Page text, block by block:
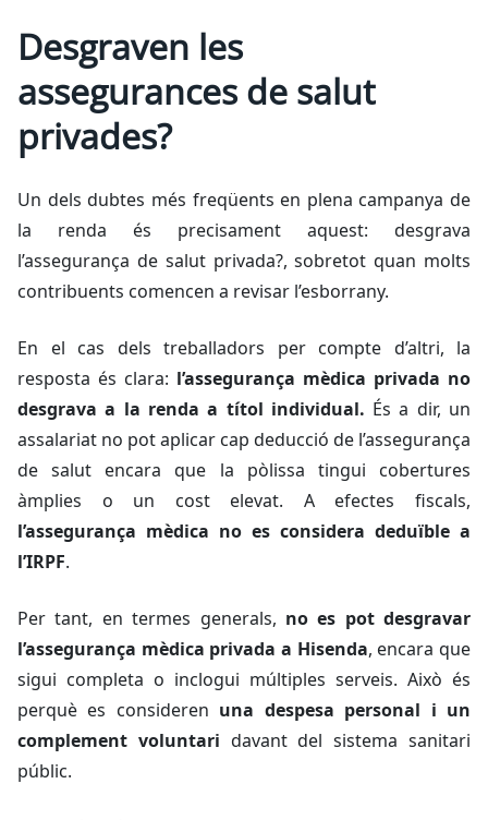
Desgraven les
assegurances de salut
privades?
Un dels dubtes més freqüents en plena campanya de
la renda és precisament aquest: desgrava
l’assegurança de salut privada?, sobretot quan molts
contribuents comencen a revisar l’esborrany.
En el cas dels treballadors per compte d’altri, la
resposta és clara: l’assegurança mèdica privada no
desgrava a la renda a títol individual. És a dir, un
assalariat no pot aplicar cap deducció de l’assegurança
de salut encara que la pòlissa tingui cobertures
àmplies o un cost elevat. A efectes fiscals,
l’assegurança mèdica no es considera deduïble a
l’IRPF.
Per tant, en termes generals, no es pot desgravar
l’assegurança mèdica privada a Hisenda, encara que
sigui completa o inclogui múltiples serveis. Això és
perquè es consideren una despesa personal i un
complement voluntari davant del sistema sanitari
públic.